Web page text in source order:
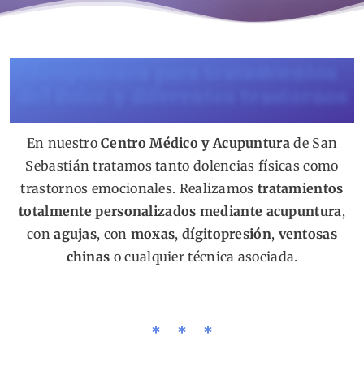
En nuestroCentro Médico y Acupuntura de San
Sebastián tratamos tanto dolencias físicas como
trastornos emocionales. Realizamos tratamientos
totalmente personalizados mediante acupuntura,
conagujas, con moxas, dígitopresión, ventosas
chinas o cualquier técnica asociada.